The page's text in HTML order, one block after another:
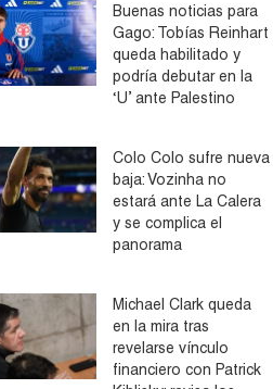
Buenas noticias para
Gago: Tobías Reinhart
queda habilitado y
podría debutar en la
‘U’ ante Palestino
Colo Colo sufre nueva
baja: Vozinha no
estará ante La Calera
y se complica el
panorama
Michael Clark queda
en la mira tras
revelarse vínculo
financiero con Patrick